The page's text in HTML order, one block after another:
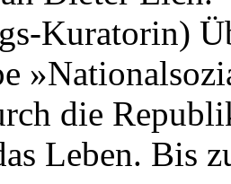
Kuratorin)
die
Leben. Bis